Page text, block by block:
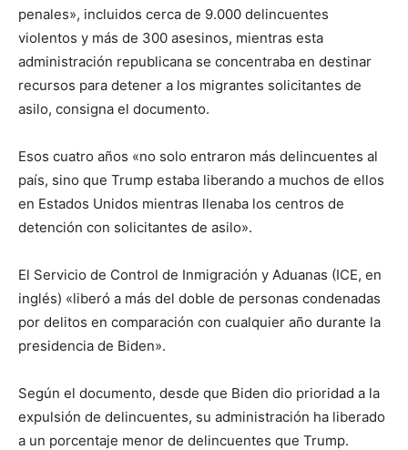
penales», incluidos cerca de 9.000 delincuentes
violentos y más de 300 asesinos, mientras esta
administración republicana se concentraba en destinar
recursos para detener a los migrantes solicitantes de
asilo, consigna el documento.
Esos cuatro años «no solo entraron más delincuentes al
país, sino que Trump estaba liberando a muchos de ellos
en Estados Unidos mientras llenaba los centros de
detención con solicitantes de asilo».
El Servicio de Control de Inmigración y Aduanas (ICE, en
inglés) «liberó a más del doble de personas condenadas
por delitos en comparación con cualquier año durante la
presidencia de Biden».
Según el documento, desde que Biden dio prioridad a la
expulsión de delincuentes, su administración ha liberado
a un porcentaje menor de delincuentes que Trump.